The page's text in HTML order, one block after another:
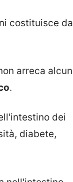
costituisce da
arreca alcun
.
dei
diabete,